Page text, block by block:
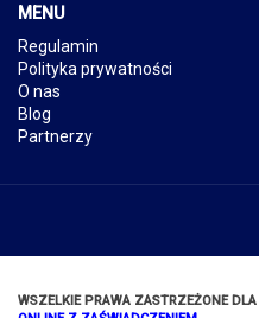
MENU
Regulamin
Polityka prywatności
O nas
Blog
Partnerzy
WSZELKIE PRAWA ZASTRZEŻONE DLA